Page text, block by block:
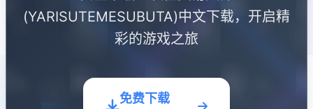
(YARISUTEMESUBUTA)中文下载，开启精
彩的游戏之旅
免费下载